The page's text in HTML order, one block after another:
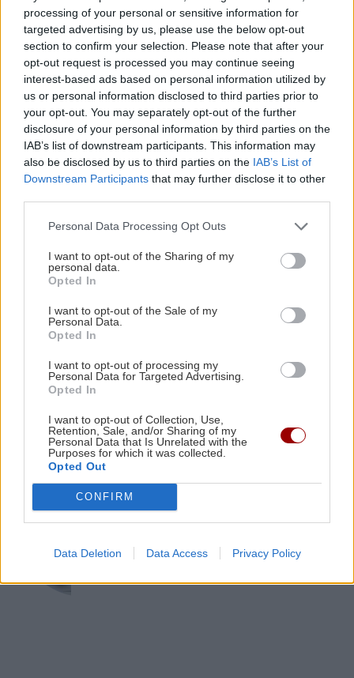
processing of your personal or sensitive information for
targeted advertising by us, please use the below opt-out
section to confirm your selection. Please note that after your
opt-out request is processed you may continue seeing
interest-based ads based on personal information utilized by
us or personal information disclosed to third parties prior to
your opt-out. You may separately opt-out of the further
disclosure of your personal information by third parties on the
IAB’s list of downstream participants. This information may
also be disclosed by us to third parties on the IAB’s List of
Downstream Participants that may further disclose it to other
Personal Data Processing Opt Outs
I want to opt-out of the Sharing of my
personal data.
Opted In
I want to opt-out of the Sale of my
Personal Data.
Opted In
I want to opt-out of processing my
Personal Data for Targeted Advertising.
Opted In
I want to opt-out of Collection, Use,
Retention, Sale, and/or Sharing of my
Personal Data that Is Unrelated with the
Purposes for which it was collected.
Opted Out
CONFIRM
Data Deletion Data Access Privacy Policy
πράγμα που κάνω...»
13:52
ΚΡΗΤΗ
Κρήτη: Συνελήφθη 32χρονος για πέντε κλοπές
από επιχειρήσεις – Βρέθηκαν κλοπιμαία
13:39
ΚΟΣΜΟΣ
Κλιμάκωση στην Ερυθρά Θάλασσα: Πύραυλοι
των Χούθι χτύπησαν πετρελαϊκές
εγκαταστάσεις στην Τζιζάν
13:27
ΕΛΛΑΔΑ
Σκύλος ή Γάτα: Ποιο κατοικίδιο «συμφέρει»
ΚΡΗΤΗ
Σε πύρινο συναγερμό η χώρα - Στο «κόκκινο» ο
κίνδυνος πυρκαγιάς στην Κρήτη με ριπές
Διαδηλώσεις στην Ελλάδα υπέρ των
Παλαιστινίων – Το ισραηλινό ΥΠΕΞ
καλεί τους πολίτες του να κρατούν
”χαμηλούς τόνους”
GOSSIP - LIFESTYLE
Ελίζαμπεθ Ελέτσι: Στον Άγιο Νεκτάριο
με τον σύζυγό της και τον γιο τους
ΕΠΙΣΤΗΜΗ
μυστήριο που η επιστήμη αδυνατεί να
λύσει εδώ και δεκαετίες
ΚΡΗΤΗ
Κρήτη: Σύλληψη 52χρονου για
δενδρύλλια